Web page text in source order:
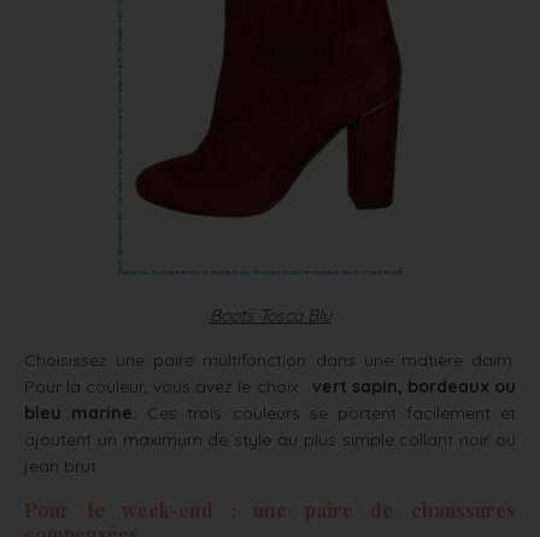
Boots Tosca Blu
Choisissez une paire multifonction dans une matière daim.
Pour la couleur, vous avez le choix : vert sapin, bordeaux ou
bleu marine.
Ces trois couleurs se portent facilement et
ajoutent un maximum de style au plus simple collant noir ou
jean brut.